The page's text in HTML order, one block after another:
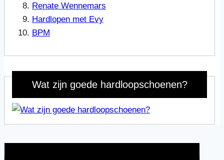
Renate Wennemars
Hardlopen met Evy
BPM
Wat zijn goede hardloopschoenen?